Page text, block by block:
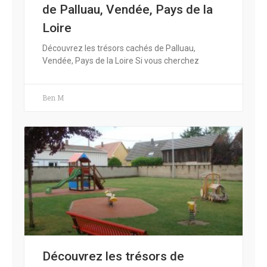
de Palluau, Vendée, Pays de la
Loire
Découvrez les trésors cachés de Palluau,
Vendée, Pays de la Loire Si vous cherchez
Ben M
Découvrez les trésors de